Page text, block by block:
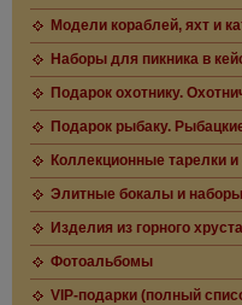
Модели кораблей, яхт и
Наборы для пикника в
Подарок охотнику.
Подарок рыбаку.
Коллекционные тарелки
Элитные бокалы и
Изделия из горного
Фотоальбомы
VIP-подарки (полный